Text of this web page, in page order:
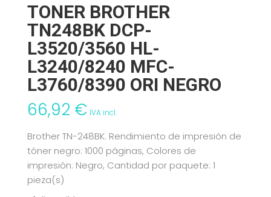
TONER BROTHER
TN248BK DCP-
L3520/3560 HL-
L3240/8240 MFC-
L3760/8390 ORI NEGRO
66,92 € IVA incl.
Brother TN-248BK. Rendimiento de impresión de
tóner negro: 1000 páginas, Colores de
impresión: Negro, Cantidad por paquete: 1
pieza(s)